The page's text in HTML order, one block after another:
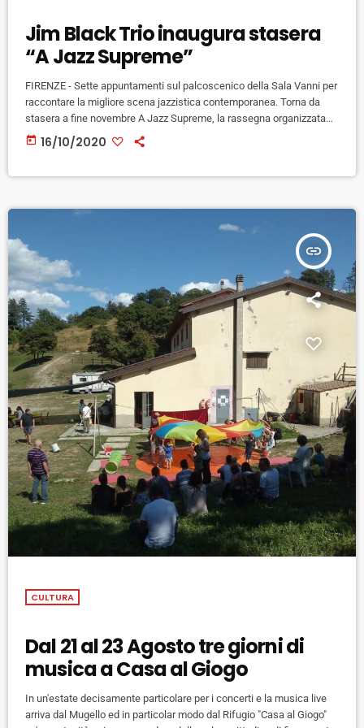
Jim Black Trio inaugura stasera
“A Jazz Supreme”
FIRENZE - Sette appuntamenti sul palcoscenico della Sala Vanni per
raccontare la migliore scena jazzistica contemporanea. Torna da
stasera a fine novembre A Jazz Supreme, la rassegna organizzata
da Musicus Concentus. "Novità" è la parola chiave dell'edizione 2020
che presenta progetti inediti e nuovi incontri tra musicisti. L'epidemia
today 16/10/2020
insert_link
CULTURA
Dal 21 al 23 Agosto tre giorni di
musica a Casa al Giogo
In un'estate decisamente particolare per i concerti e la musica live
arriva dal Mugello ed in particolar modo dal Rifugio "Casa al Giogo"